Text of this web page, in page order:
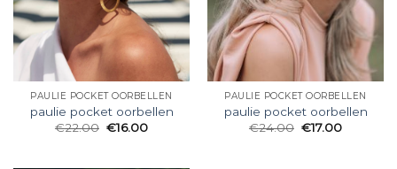
PAULIE POCKET OORBELLEN
paulie pocket oorbellen
€22.00 €16.00
PAULIE POCKET OORBELLEN
paulie pocket oorbellen
€24.00 €17.00